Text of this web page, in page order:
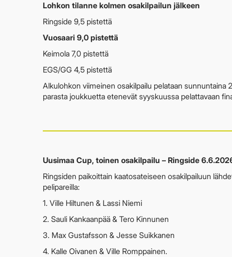
Lohkon tilanne kolmen osakilpailun jälkeen
Ringside 9,5 pistettä
Vuosaari 9,0 pistettä
Keimola 7,0 pistettä
EGS/GG 4,5 pistettä
Alkulohkon viimeinen osakilpailu pelataan sunnuntaina
parasta joukkuetta etenevät syyskuussa pelattavaan
Uusimaa Cup, toinen osakilpailu – Ringside
Ringsiden paikoittain kaatosateiseen osakilpailuun
pelipareilla:
1. Ville Hiltunen & Lassi Niemi
2. Sauli Kankaanpää & Tero Kinnunen
3. Max Gustafsson & Jesse Suikkanen
4. Kalle Oivanen & Ville Romppainen.